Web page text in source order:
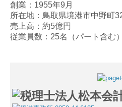
創業：1955年9月
所在地：鳥取県境港市中野町
売上高：約5億円
従業員数：25名（パート含む）